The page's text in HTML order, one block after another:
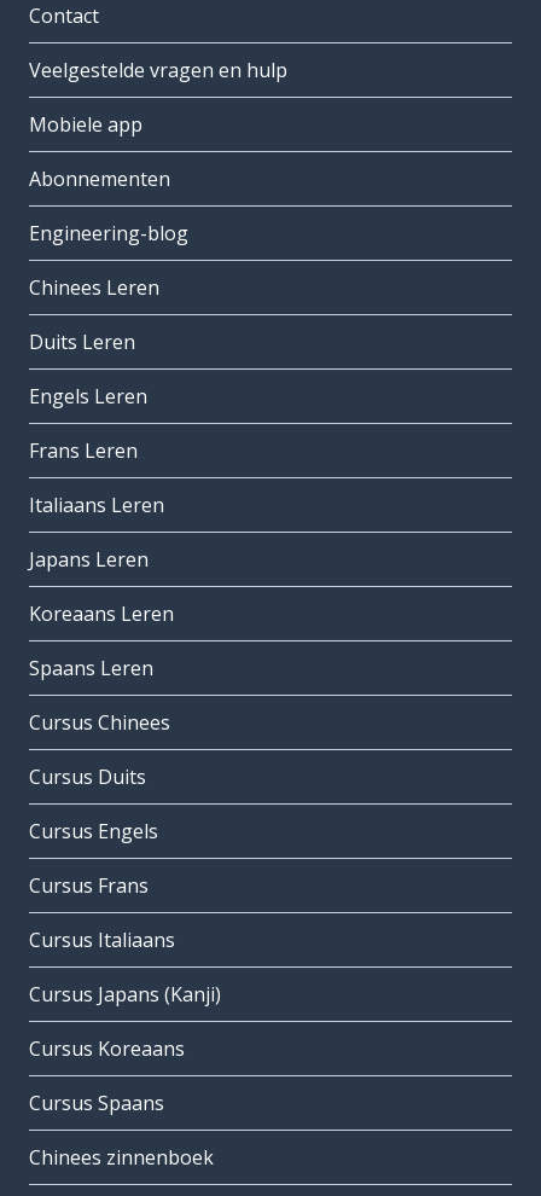
Contact
Veelgestelde vragen en hulp
Mobiele app
Abonnementen
Engineering-blog
Chinees Leren
Duits Leren
Engels Leren
Frans Leren
Italiaans Leren
Japans Leren
Koreaans Leren
Spaans Leren
Cursus Chinees
Cursus Duits
Cursus Engels
Cursus Frans
Cursus Italiaans
Cursus Japans (Kanji)
Cursus Koreaans
Cursus Spaans
Chinees zinnenboek